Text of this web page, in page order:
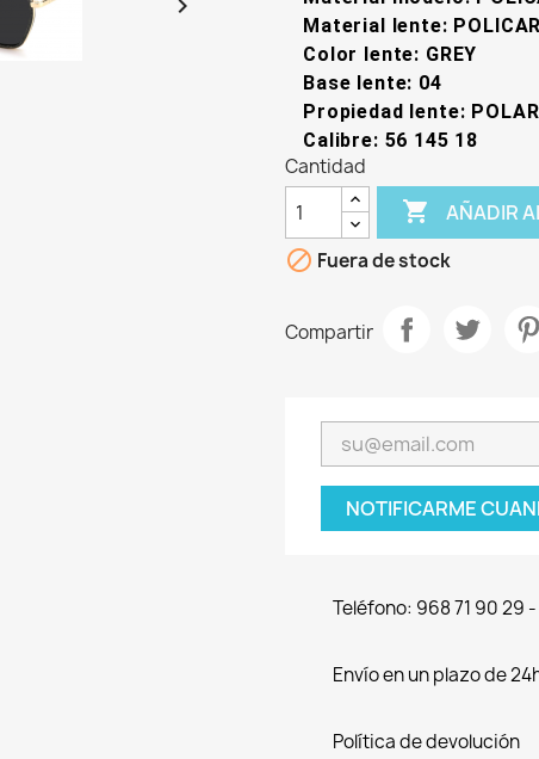

Material lente:
Color lente: GREY
Base lente: 04
Propiedad lente:
Calibre: 56 145 18
Cantidad
 AÑADIR
 Fuera de stock
Compartir
NOTIFICARME
Teléfono: 968 71 90
Envío en un plazo de
Política de devolución